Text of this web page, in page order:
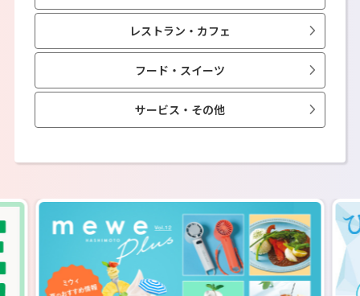
レストラン・カフェ
フード・スイーツ
サービス・その他